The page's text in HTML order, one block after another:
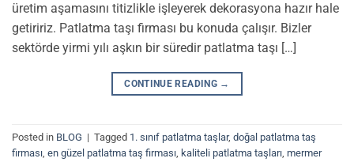
üretim aşamasını titizlikle işleyerek dekorasyona hazır hale
getiririz. Patlatma taşı firması bu konuda çalışır. Bizler
sektörde yirmi yılı aşkın bir süredir patlatma taşı […]
CONTINUE READING →
Posted in BLOG | Tagged 1. sınıf patlatma taşlar, doğal patlatma taş
firması, en güzel patlatma taş firması, kaliteli patlatma taşları, mermer